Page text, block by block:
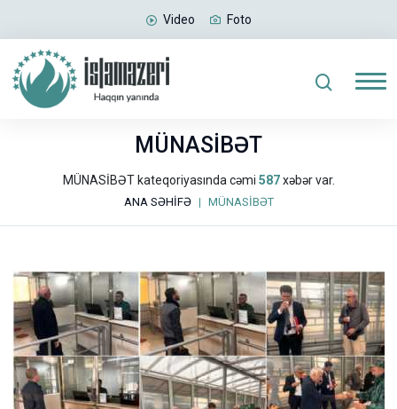
Video Foto
MÜNASİBƏT
MÜNASİBƏT kateqoriyasında cəmi 587xəbər var.
ANA SƏHİFƏ MÜNASİBƏT